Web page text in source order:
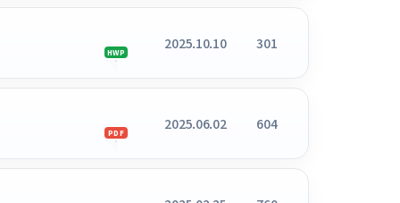
HWP
2025.10.10 301
PDF
2025.06.02 604